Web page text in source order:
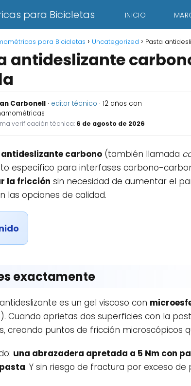
para Bicicletas INICIO
para Bicicletas Uncategorized Pasta
antideslizante
Carbonell · editor técnico · 12 años con
verificación técnica: 6 de agosto de 2026
carbono (también llamada
específico para interfases carbono-
la fricción sin necesidad de aumentar el
las opciones de calidad.
exactamente
es un gel viscoso con
Cuando aprietas dos superficies con la
creando puntos de fricción microscópicos
una abrazadera apretada a 5 Nm con
. Y sin riesgo de fractura por exceso de